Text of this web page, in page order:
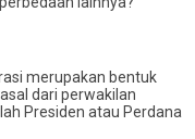
merupakan bentuk
dari perwakilan
Presiden atau Perdana